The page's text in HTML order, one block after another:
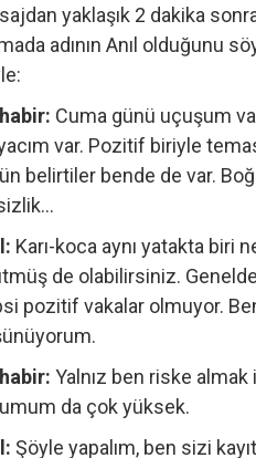
yaklaşık 2 dakika
adının Anıl olduğunu
Cuma günü uçuşum
var. Pozitif biriyle
belirtiler bende de var.
Karı-koca aynı yatakta biri
de olabilirsiniz. Genelde
pozitif vakalar olmuyor.
Yalnız ben riske
da çok yüksek.
Şöyle yapalım, ben sizi